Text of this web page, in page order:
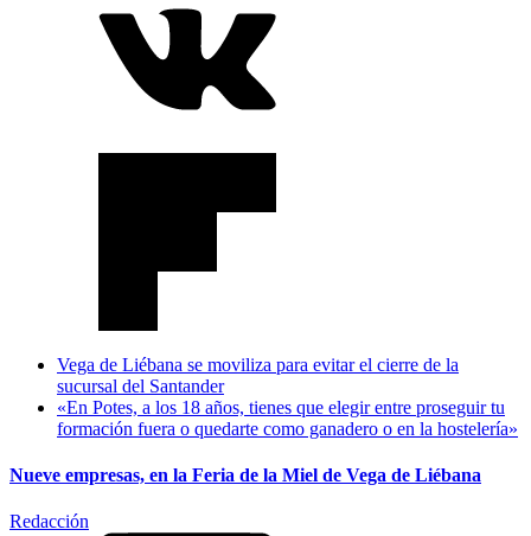
Vega de Liébana se moviliza para evitar el cierre de la
sucursal del Santander
«En Potes, a los 18 años, tienes que elegir entre proseguir tu
formación fuera o quedarte como ganadero o en la hostelería»
Nueve empresas, en la Feria de la Miel de Vega de Liébana
Redacción